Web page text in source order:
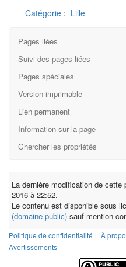
Catégorie : Lille
Pages liées
Suivi des pages liées
Pages spéciales
Version imprimable
Lien permanent
Information sur la page
Chercher les propriétés
La dernière modification de
2016 à 22:52.
Le contenu est disponible sous
(domaine public) sauf mention
Politique de confidentialité
À
Avertissements